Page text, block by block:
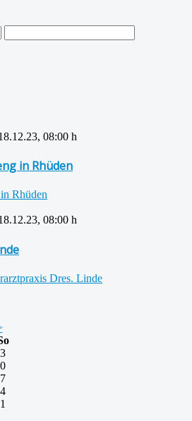
, 08:00 h
in Rhüden
Rhüden
, 08:00 h
Dres. Linde
3